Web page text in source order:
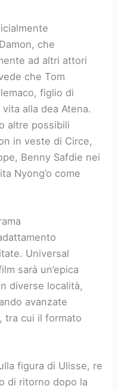
che
ad altri attori
che Tom
figlio di
alla dea Atena.
altre possibili
in veste di Circe,
Benny Safdie nei
Nyong’o come
Universal
sarà un’epica
diverse località,
avanzate
tra cui il formato
figura di Ulisse, re
di ritorno dopo la